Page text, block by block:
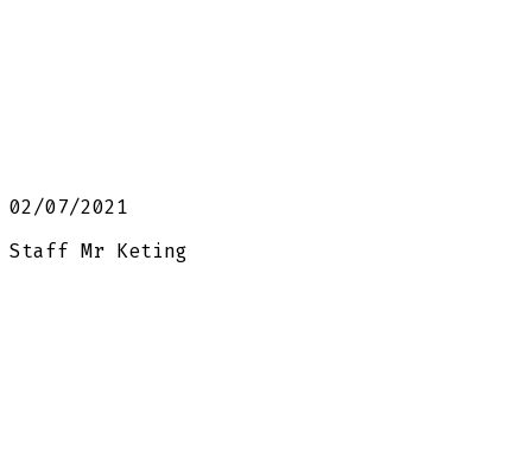
02/07/2021
Staff Mr Keting